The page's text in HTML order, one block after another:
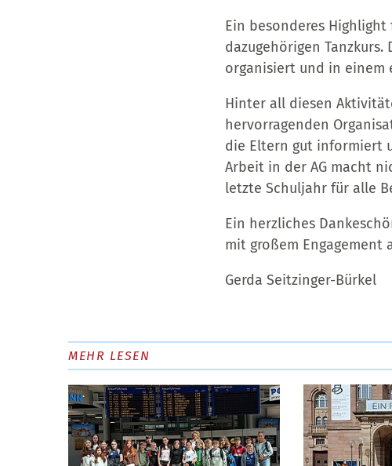
Ein besonderes
dazugehörigen
organisiert und in einem
Hinter all diesen
hervorragenden
die Eltern gut informiert
Arbeit in der AG macht
letzte Schuljahr für alle
Ein herzliches
mit großem Engagement
Gerda Seitzinger-Bürkel
MEHR LESEN